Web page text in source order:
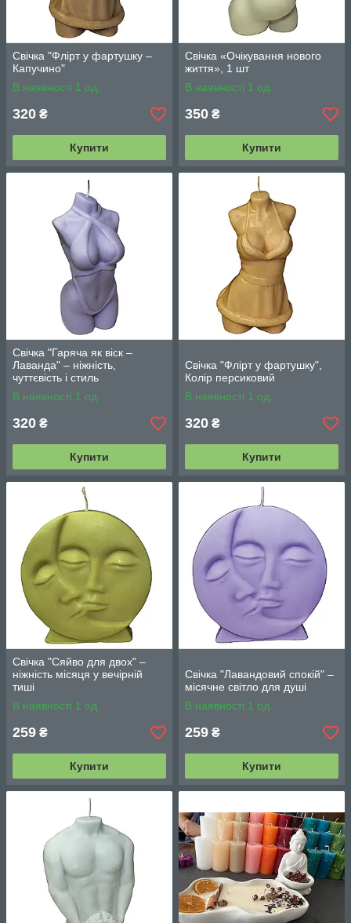
Свічка "Флірт у фартушку –
Капучино"
В наявності 1 од.
320 ₴
Купити
Свічка «Очікування нового
життя», 1 шт
В наявності 1 од.
350 ₴
Купити
Свічка "Гаряча як віск –
Лаванда" – ніжність,
чуттєвість і стиль
В наявності 1 од.
320 ₴
Купити
Свічка "Флірт у фартушку",
Колір персиковий
В наявності 1 од.
320 ₴
Купити
Свічка "Сяйво для двох" –
ніжність місяця у вечірній
тиші
В наявності 1 од.
259 ₴
Купити
Свічка "Лавандовий спокій" –
місячне світло для душі
В наявності 1 од.
259 ₴
Купити